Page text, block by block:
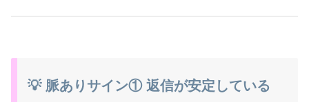
💡 脈ありサイン① 返信が安定している